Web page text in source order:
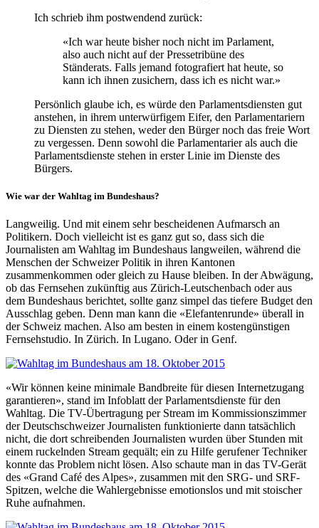
Ich schrieb ihm postwendend zurück:
«Ich war heute bisher noch nicht im Parlament,
also auch nicht auf der Pressetribüne des
Ständerats. Falls jemand fotografiert hat heute, so
kann ich ihnen zusichern, dass ich es nicht war.»
Persönlich glaube ich, es würde den Parlamentsdiensten gut
anstehen, in ihrem unterwürfigem Eifer, den Parlamentariern
zu Diensten zu stehen, weder den Bürger noch das freie Wort
zu vergessen. Denn sowohl die Parlamentarier als auch die
Parlamentsdienste stehen in erster Linie im Dienste des
Bürgers.
Wie war der Wahltag im Bundeshaus?
Langweilig. Und mit einem sehr bescheidenen Aufmarsch an
Politikern. Doch vielleicht ist es ganz gut so, dass sich die
Journalisten am Wahltag im Bundeshaus langweilen, während die
Menschen der Schweizer Politik in ihren Kantonen
zusammenkommen oder gleich zu Hause bleiben. In der Abwägung,
ob das Fernsehen zukünftig aus Zürich-Leutschenbach oder aus
dem Bundeshaus berichtet, sollte ganz simpel das tiefere Budget den
Ausschlag geben. Denn man kann die «Elefantenrunde» überall in
der Schweiz machen. Also am besten in einem kostengünstigen
Fernsehstudio. In Zürich. In Lugano. Oder in Genf.
«Wir können keine minimale Bandbreite für diesen Internetzugang
garantieren», stand im Infoblatt der Parlamentsdienste für den
Wahltag. Die TV-Übertragung per Stream im Kommissionszimmer
der Deutschschweizer Journalisten funktionierte dann tatsächlich
nicht, die dort schreibenden Journalisten wurden über Stunden mit
einem ruckelnden Stream gequält; ein zu Hilfe gerufener Techniker
konnte das Problem nicht lösen. Also schaute man in das TV-Gerät
des «Grand Café des Alpes», zusammen mit den SRG- und SRF-
Spitzen, welche die Wahlergebnisse emotionslos und mit stoischer
Ruhe aufnahmen.